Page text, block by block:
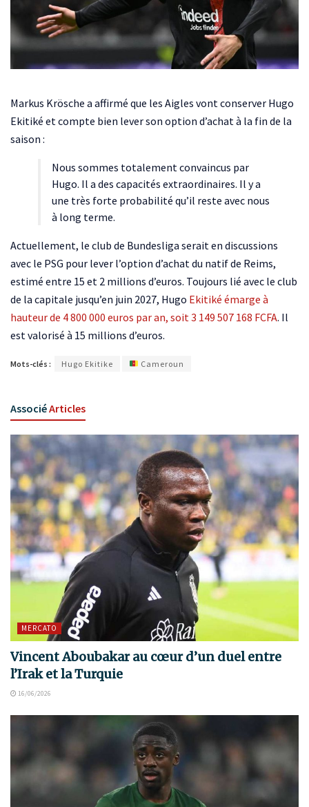
Markus Krösche a affirmé que les Aigles vont conserver Hugo
Ekitiké et compte bien lever son option d’achat à la fin de la
saison :
Nous sommes totalement convaincus par
Hugo. Il a des capacités extraordinaires. Il y a
une très forte probabilité qu’il reste avec nous
à long terme.
Actuellement, le club de Bundesliga serait en discussions
avec le PSG pour lever l’option d’achat du natif de Reims,
estimé entre 15 et 2 millions d’euros. Toujours lié avec le club
de la capitale jusqu’en juin 2027, Hugo Ekitiké émarge à
hauteur de 4 800 000 euros par an, soit 3 149 507 168 FCFA. Il
est valorisé à 15 millions d’euros.
Mots-clés : Hugo Ekitike Cameroun
AssociéArticles
MERCATO
Vincent Aboubakar au cœur d’un duel entre
l’Irak et la Turquie
16/06/2026